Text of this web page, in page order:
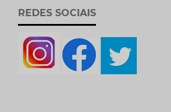
REDES SOCIAIS